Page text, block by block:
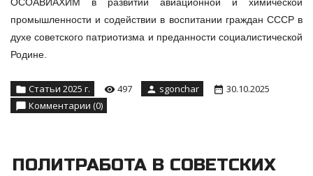
промышленности и содействии в воспитании граждан СССР в
духе советского патриотизма и преданности социалистической
Родине.
Статьи 2025 г. 497 sgonchar
30.10.2025
Комментарии (0)
ПОЛИТРАБОТА В СОВЕТСКИХ